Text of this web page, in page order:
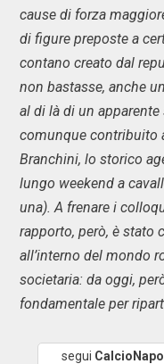
cause di forza
di figure preposte a
contano creato dal
non bastasse, anche
al di là di un
comunque contribuito
Branchini, lo storico
lungo weekend a
una). A frenare i
rapporto, però, è stato
all’interno del mondo
societaria: da oggi,
fondamentale per
segui